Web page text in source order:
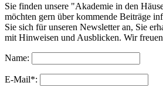
Sie finden unsere "Akademie in den
möchten gern über kommende Beiträge
Sie sich für unseren Newsletter an, Sie
mit Hinweisen und Ausblicken. Wir
Name:
E-Mail*: